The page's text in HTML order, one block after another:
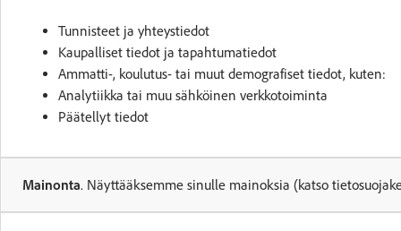
Tunnisteet ja yhteystiedot
Kaupalliset tiedot ja tapahtumatiedot
Ammatti-, koulutus- tai muut demografiset tiedot, kuten:
Analytiikka tai muu sähköinen verkkotoiminta
Päätellyt tiedot
Mainonta. Näyttääksemme sinulle mainoksia (katso